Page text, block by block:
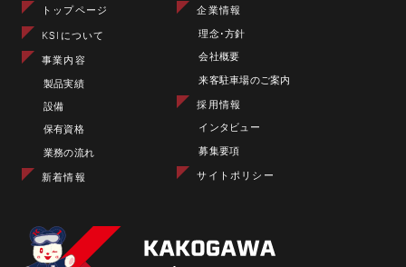
トップページ
KSIについて
事業内容
製品実績
設備
保有資格
業務の流れ
新着情報
企業情報
理念･方針
会社概要
来客駐車場のご案内
採用情報
インタビュー
募集要項
サイトポリシー